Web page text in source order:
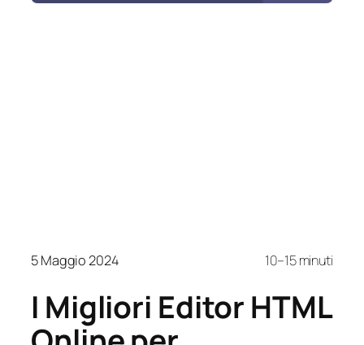
5 Maggio 2024 10–15 minuti
I Migliori Editor HTML